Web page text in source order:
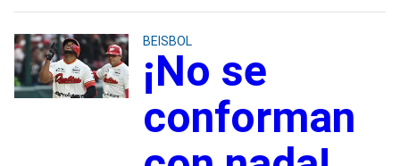
BEISBOL
¡No se
conforman